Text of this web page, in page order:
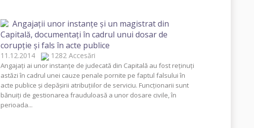
Angajaţii unor instanţe şi un magistrat din
Capitală, documentaţi în cadrul unui dosar de
corupţie şi fals în acte publice
11.12.2014 1282 Accesări
Angajaţi ai unor instanţe de judecată din Capitală au fost reţinuţi
astăzi în cadrul unei cauze penale pornite pe faptul falsului în
acte publice şi depăşirii atribuţiilor de serviciu. Funcţionarii sunt
bănuiţi de gestionarea frauduloasă a unor dosare civile, în
perioada...